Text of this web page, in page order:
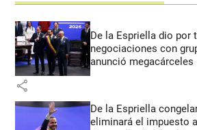
De la Espriella dio por
negociaciones con
anunció megacárceles
share
De la Espriella
eliminará el impuesto